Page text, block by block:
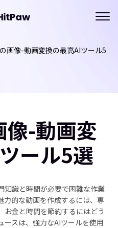
画像-動画変換の最高AIツール5
-動画変
ール5選
知識と時間が必要で困難な作業
力的な動画を作成するには、専
お金と時間を節約するにはどう
スは、強力なAIツールを使用